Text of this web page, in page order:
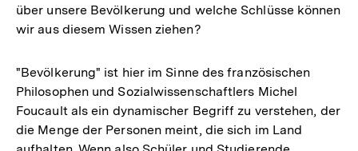
über unsere Bevölkerung und welche Schlüsse können
wir aus diesem Wissen ziehen?
"Bevölkerung" ist hier im Sinne des französischen
Philosophen und Sozialwissenschaftlers Michel
Foucault als ein dynamischer Begriff zu verstehen, der
die Menge der Personen meint, die sich im Land